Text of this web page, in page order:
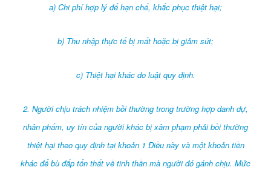
a) Chi phí hợp lý để hạn chế, khắc phục thiệt hại;
b) Thu nhập thực tế bị mất hoặc bị giảm sút;
c) Thiệt hại khác do luật quy định.
2. Người chịu trách nhiệm bồi thường trong trường hợp danh dự,
nhân phẩm, uy tín của người khác bị xâm phạm phải bồi thường
thiệt hại theo quy định tại khoản 1 Điều này và một khoản tiền
khác để bù đắp tổn thất về tinh thần mà người đó gánh chịu. Mức